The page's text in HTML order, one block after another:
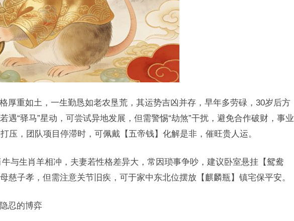
厚重如土，一生勤恳如老农垦荒，其运势吉凶并存，早年多劳碌，30岁后方
遇“驿马”星动，可尝试异地发展，但需警惕“劫煞”干扰，避免合作破财，事业
打压，团队项目停滞时，可佩戴【五帝钱】化解是非，催旺贵人运。
与生肖羊相冲，夫妻若性格差异大，常因琐事争吵，建议卧室悬挂【鸳鸯
慈子孝，但需注意关节旧疾，可于家中东北位摆放【麒麟瓶】镇宅保平安。
忍的博弈